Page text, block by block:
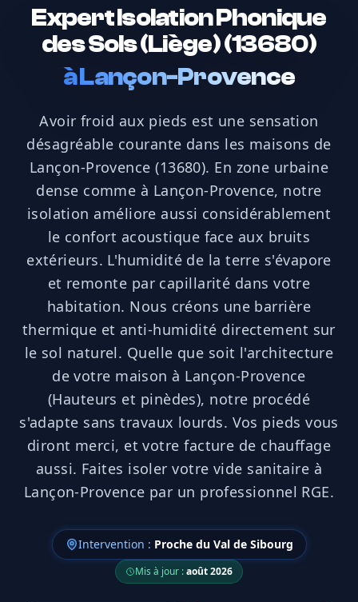
Expert Isolation Phonique
des Sols (Liège) (13680)
àLançon-Provence
Avoir froid aux pieds est une sensation
désagréable courante dans les maisons de
Lançon-Provence (13680). En zone urbaine
dense comme à Lançon-Provence, notre
isolation améliore aussi considérablement
le confort acoustique face aux bruits
extérieurs. L'humidité de la terre s'évapore
et remonte par capillarité dans votre
habitation. Nous créons une barrière
thermique et anti-humidité directement sur
le sol naturel. Quelle que soit l'architecture
de votre maison à Lançon-Provence
(Hauteurs et pinèdes), notre procédé
s'adapte sans travaux lourds. Vos pieds vous
diront merci, et votre facture de chauffage
aussi. Faites isoler votre vide sanitaire à
Lançon-Provence par un professionnel RGE.
Intervention : Proche du Val de Sibourg
Mis à jour :août 2026